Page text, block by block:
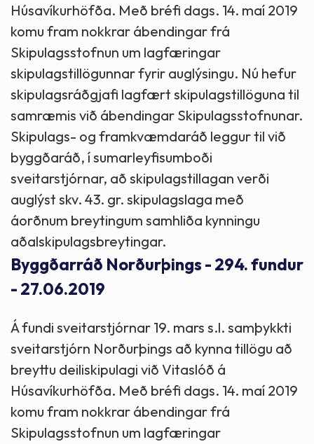
Húsavíkurhöfða. Með bréfi dags. 14. maí 2019
komu fram nokkrar ábendingar frá
Skipulagsstofnun um lagfæringar
skipulagstillögunnar fyrir auglýsingu. Nú hefur
skipulagsráðgjafi lagfært skipulagstillöguna til
samræmis við ábendingar Skipulagsstofnunar.
Skipulags- og framkvæmdaráð leggur til við
byggðaráð, í sumarleyfisumboði
sveitarstjórnar, að skipulagstillagan verði
auglýst skv. 43. gr. skipulagslaga með
áorðnum breytingum samhliða kynningu
aðalskipulagsbreytingar.
Byggðarráð Norðurþings - 294. fundur
- 27.06.2019
Á fundi sveitarstjórnar 19. mars s.l. samþykkti
sveitarstjórn Norðurþings að kynna tillögu að
breyttu deiliskipulagi við Vitaslóð á
Húsavíkurhöfða. Með bréfi dags. 14. maí 2019
komu fram nokkrar ábendingar frá
Skipulagsstofnun um lagfæringar